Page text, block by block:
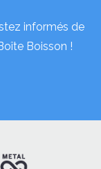
informés de
Boisson !